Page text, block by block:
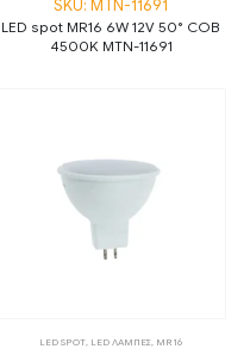
SKU: MTN-11691
LED spot MR16 6W 12V 50° СОВ
4500K MTN-11691
LED SPOT LED ΛΑΜΠΕΣ MR16